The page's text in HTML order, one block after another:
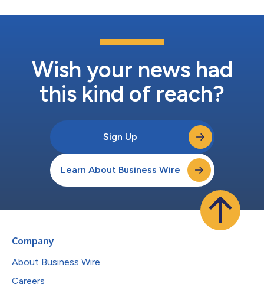
Wish your news had
this kind of reach?
Sign Up
Learn About Business Wire
Company
About Business Wire
Careers